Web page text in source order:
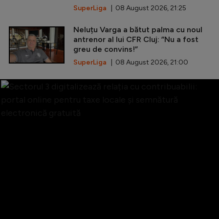
SuperLiga | 08 August 2026, 21:25
Neluțu Varga a bătut palma cu noul
antrenor al lui CFR Cluj: ”Nu a fost
greu de convins!”
SuperLiga | 08 August 2026, 21:00